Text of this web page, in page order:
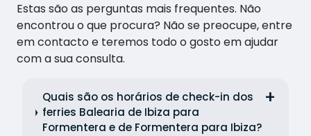
Estas são as perguntas mais frequentes. Não
encontrou o que procura? Não se preocupe, entre
em contacto e teremos todo o gosto em ajudar
com a sua consulta.
Quais são os horários de check-in dos
ferries Balearia de Ibiza para
Formentera e de Formentera para Ibiza?